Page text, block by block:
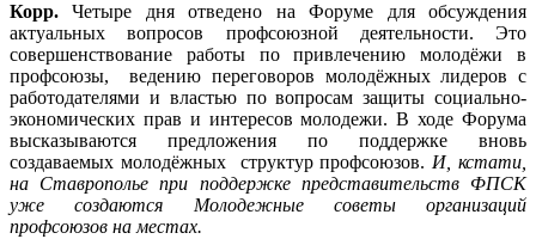
Корр.Четыре дня отведено на Форуме для обсуждения
актуальных вопросов профсоюзной деятельности. Это
совершенствование работы по привлечению молодёжи в
профсоюзы, ведению переговоров молодёжных лидеров с
работодателями и властью по вопросам защиты социально-
экономических прав и интересов молодежи. В ходе Форума
высказываются предложения по поддержке вновь
создаваемых молодёжных структур профсоюзов. И, кстати,
на Ставрополье при поддержке представительств ФПСК
уже создаются Молодежные советы организаций
профсоюзов на местах.